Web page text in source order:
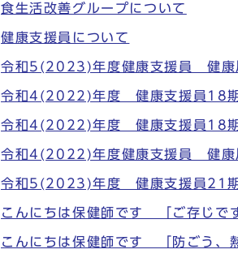
食生活改善グループについて
健康支援員について
令和5(2023)年度健康支援員 健康
令和4(2022)年度 健康支援員18
令和4(2022)年度 健康支援員18
令和4(2022)年度健康支援員 健康
令和5(2023)年度 健康支援員21期
こんにちは保健師です 「ご存じで
こんにちは保健師です 「防ごう、